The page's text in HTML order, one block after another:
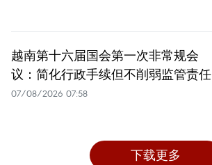
越南第十六届国会第一次非常规会
议：简化行政手续但不削弱监管责任
07/08/2026 07:58
下载更多